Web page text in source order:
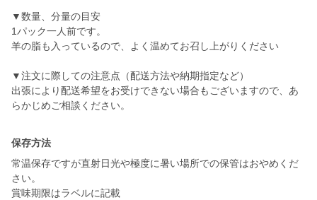
▼数量、分量の目安
1パック一人前です。
羊の脂も入っているので、よく温めてお召し上がりください
▼注文に際しての注意点（配送方法や納期指定など）
出張により配送希望をお受けできない場合もございますので、あ
らかじめご相談ください。
保存方法
常温保存ですが直射日光や極度に暑い場所での保管はおやめくだ
さい。
賞味期限はラベルに記載